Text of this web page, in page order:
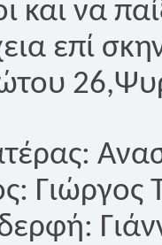
και να
επί
Γιώργος